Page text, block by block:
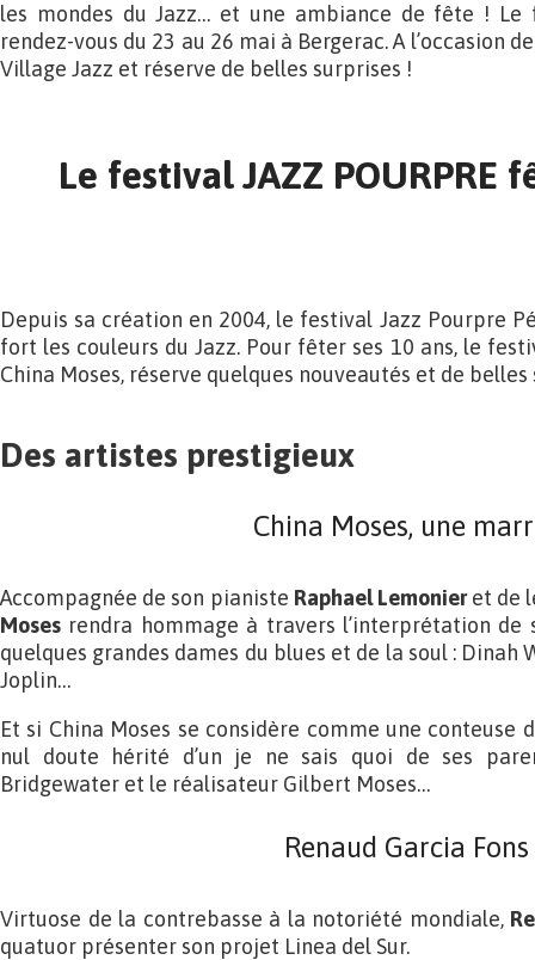
les mondes du Jazz… et une ambiance de fête ! Le
rendez-vous du 23 au 26 mai à Bergerac. A l’occasion
Village Jazz et réserve de belles surprises !
Le festival JAZZ POURPRE
Depuis sa création en 2004, le festival Jazz Pourpre
fort les couleurs du Jazz. Pour fêter ses 10 ans, le
China Moses, réserve quelques nouveautés et de
Des artistes prestigieux
China Moses, une
Accompagnée de son pianiste Raphael Lemonieret de
Moses rendra hommage à travers l’interprétation de
quelques grandes dames du blues et de la soul : Dinah
Joplin…
Et si China Moses se considère comme une conteuse
nul doute hérité d’un je ne sais quoi de ses
Bridgewater et le réalisateur Gilbert Moses…
Renaud Garcia Fons
Virtuose de la contrebasse à la notoriété mondiale,
quatuor présenter son projet Linea del Sur.